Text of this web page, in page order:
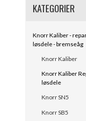
KATEGORIER
Knorr Kaliber -
løsdele - bremseåg
Knorr Kaliber
Knorr Kaliber
løsdele
Knorr SN5
Knorr SB5